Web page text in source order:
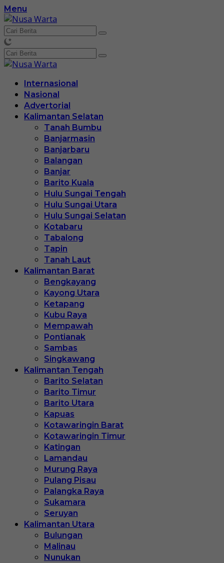
Langsung
ke
konten
Menu
Internasional
Nasional
Advertorial
Kalimantan Selatan
Tanah Bumbu
Banjarmasin
Banjarbaru
Balangan
Banjar
Barito Kuala
Hulu Sungai Tengah
Hulu Sungai Utara
Hulu Sungai Selatan
Kotabaru
Tabalong
Tapin
Tanah Laut
Kalimantan Barat
Bengkayang
Kayong Utara
Ketapang
Kubu Raya
Mempawah
Pontianak
Sambas
Singkawang
Kalimantan Tengah
Barito Selatan
Barito Timur
Barito Utara
Kapuas
Kotawaringin Barat
Kotawaringin Timur
Katingan
Lamandau
Murung Raya
Pulang Pisau
Palangka Raya
Sukamara
Seruyan
Kalimantan Utara
Bulungan
Malinau
Nunukan